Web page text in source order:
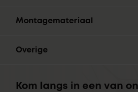
Montagemateriaal
Overige
Kom langs in een van